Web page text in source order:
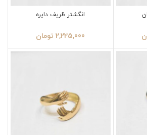
انگشتر ظریف دایره
2,225,000 تومان